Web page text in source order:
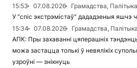
15:53
07.08.2026
Грамадства, Палітыка
У "спіс экстрэмістаў" дададзеныя яшчэ
15:34
07.08.2026
Грамадства, Палітыка
АПК: Пры захаванні цяперашніх
можа застацца толькі ў невялікіх
узроўні — знікнуць